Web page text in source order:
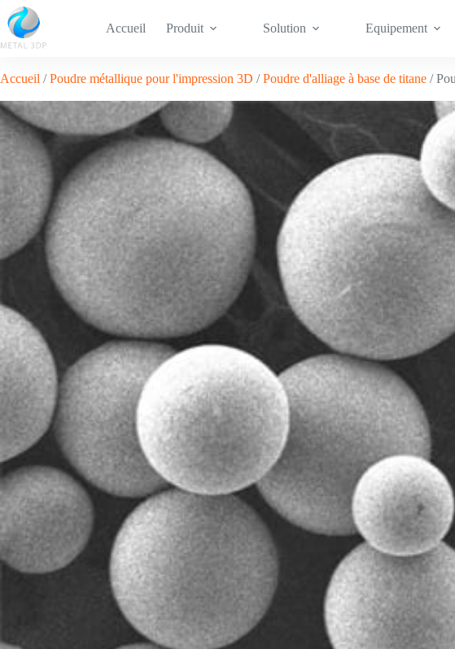
Accueil Produit Solution Equipement
Accueil /Poudre métallique pour l'impression 3D /Poudre d'alliage à base de titane /